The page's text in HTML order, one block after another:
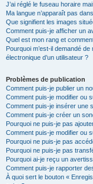
J’ai réglé le fuseau horaire
Ma langue n’apparaît pas
Que signifient les images
Comment puis-je afficher un
Quel est mon rang et
Pourquoi m’est-il demandé
électronique d’un utilisateur ?
Problèmes de publication
Comment puis-je publier un
Comment puis-je modifier ou
Comment puis-je insérer une
Comment puis-je créer un
Pourquoi ne puis-je pas
Comment puis-je modifier ou
Pourquoi ne puis-je pas
Pourquoi ne puis-je pas
Pourquoi ai-je reçu un
Comment puis-je rapporter
À quoi sert le bouton «